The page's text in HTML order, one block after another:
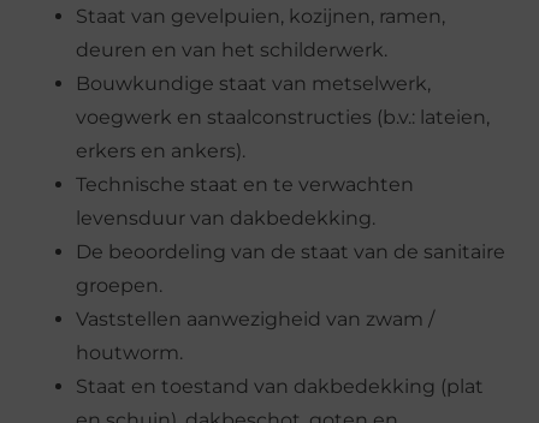
Staat van gevelpuien, kozijnen, ramen,
deuren en van het schilderwerk.
Bouwkundige staat van metselwerk,
voegwerk en staalconstructies (b.v.: lateien,
erkers en ankers).
Technische staat en te verwachten
levensduur van dakbedekking.
De beoordeling van de staat van de sanitaire
groepen.
Vaststellen aanwezigheid van zwam /
houtworm.
Staat en toestand van dakbedekking (plat